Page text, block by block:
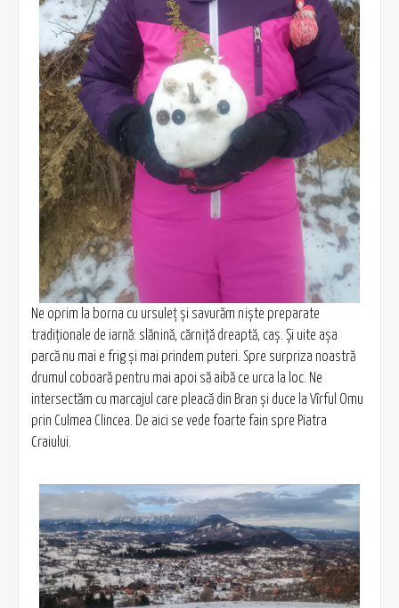
Ne oprim la borna cu ursuleț și savurăm niște preparate
tradiționale de iarnă: slănină, cărniță dreaptă, caș. Și uite așa
parcă nu mai e frig și mai prindem puteri. Spre surpriza noastră
drumul coboară pentru mai apoi să aibă ce urca la loc. Ne
intersectăm cu marcajul care pleacă din Bran și duce la Vîrful Omu
prin Culmea Clincea. De aici se vede foarte fain spre Piatra
Craiului.